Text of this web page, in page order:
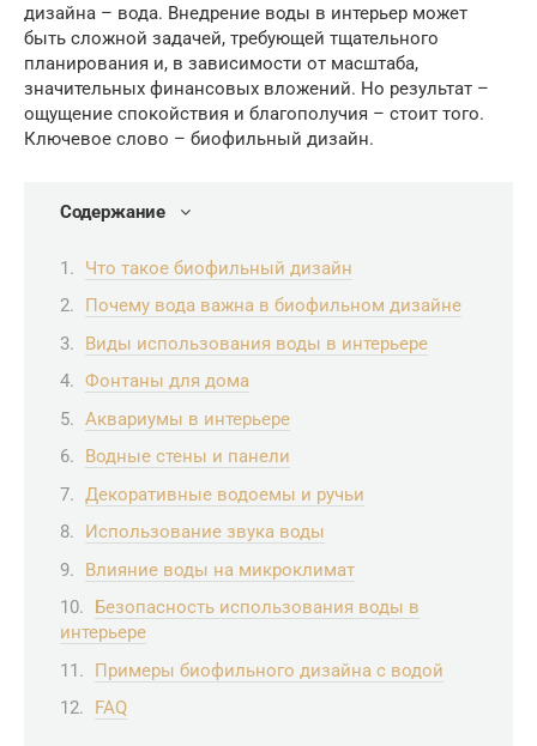
дизайна – вода. Внедрение воды в интерьер может
быть сложной задачей, требующей тщательного
планирования и, в зависимости от масштаба,
значительных финансовых вложений. Но результат –
ощущение спокойствия и благополучия – стоит того.
Ключевое слово – биофильный дизайн.
Содержание
Что такое биофильный дизайн
Почему вода важна в биофильном дизайне
Виды использования воды в интерьере
Фонтаны для дома
Аквариумы в интерьере
Водные стены и панели
Декоративные водоемы и ручьи
Использование звука воды
Влияние воды на микроклимат
Безопасность использования воды в
интерьере
Примеры биофильного дизайна с водой
FAQ